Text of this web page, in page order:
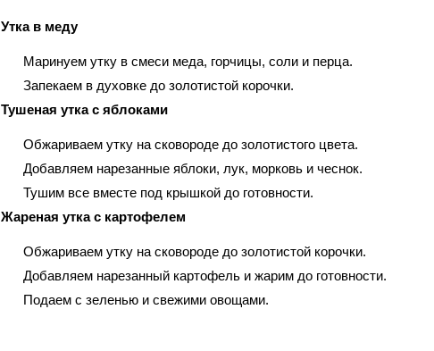
Утка в меду
Маринуем утку в смеси меда, горчицы, соли и перца.
Запекаем в духовке до золотистой корочки.
Тушеная утка с яблоками
Обжариваем утку на сковороде до золотистого цвета.
Добавляем нарезанные яблоки, лук, морковь и чеснок.
Тушим все вместе под крышкой до готовности.
Жареная утка с картофелем
Обжариваем утку на сковороде до золотистой корочки.
Добавляем нарезанный картофель и жарим до готовности.
Подаем с зеленью и свежими овощами.